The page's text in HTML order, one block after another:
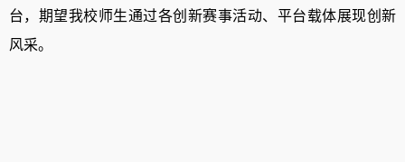
台，期望我校师生通过各创新赛事活动、平台载体展现创新
风采。